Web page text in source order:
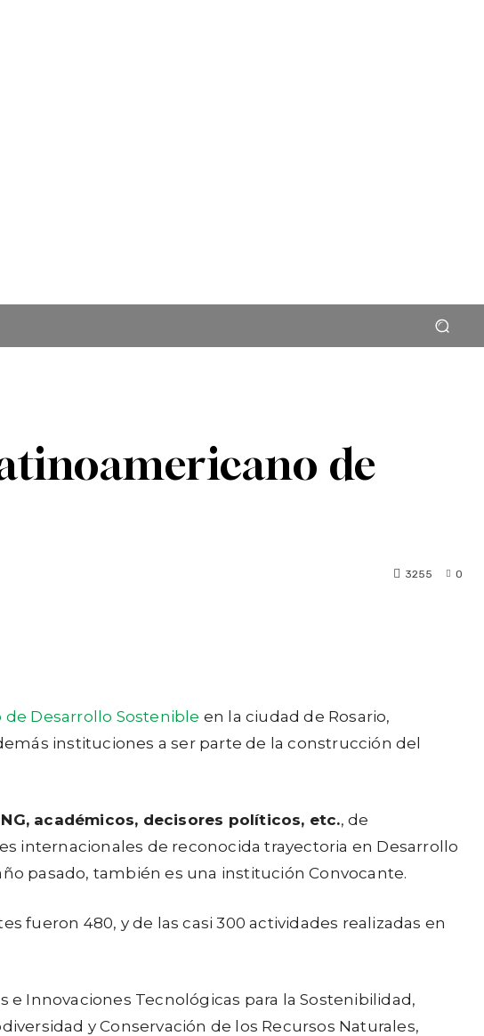
de
0
3255
Desarrollo Sostenible en la ciudad de Rosario,
instituciones a ser parte de la construcción del
académicos, decisores políticos, etc., de
internacionales de reconocida trayectoria en Desarrollo
pasado, también es una institución Convocante.
fueron 480, y de las casi 300 actividades realizadas en
e Innovaciones Tecnológicas para la Sostenibilidad,
y Conservación de los Recursos Naturales,